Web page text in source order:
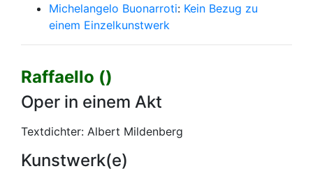
Michelangelo Buonarroti: Kein Bezug zu
einem Einzelkunstwerk
Raffaello ()
Oper in einem Akt
Textdichter: Albert Mildenberg
Kunstwerk(e)